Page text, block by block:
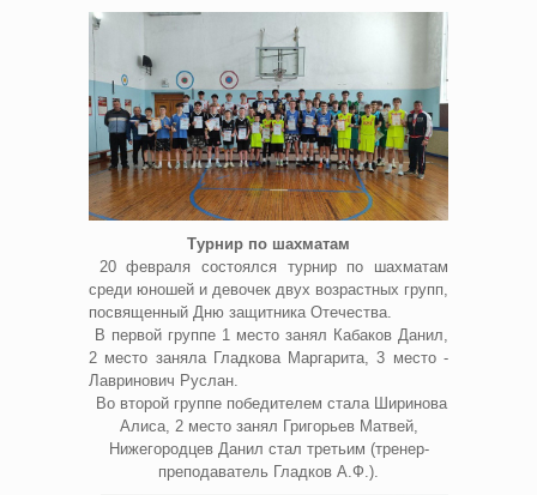
Турнир по шахматам
20 февраля состоялся турнир по шахматам
среди юношей и девочек двух возрастных групп,
посвященный Дню защитника Отечества.
В первой группе 1 место занял Кабаков Данил,
2 место заняла Гладкова Маргарита, 3 место -
Лавринович Руслан.
Во второй группе победителем стала Ширинова
Алиса, 2 место занял Григорьев Матвей,
Нижегородцев Данил стал третьим (тренер-
преподаватель Гладков А.Ф.).